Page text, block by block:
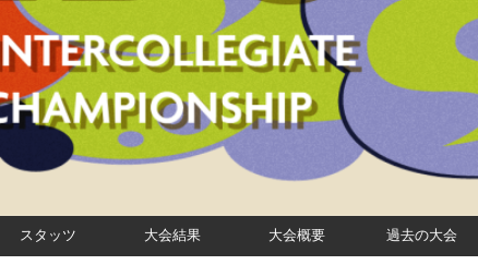
スタッツ 大会結果 大会概要 過去の大会